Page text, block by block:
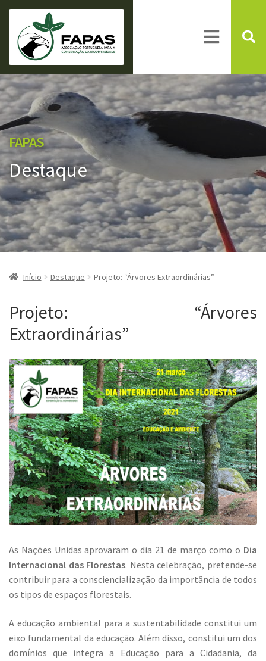
FAPAS
Destaque
Início Destaque Projeto: “Árvores Extraordinárias”
Projeto: “Árvores
Extraordinárias”
As Nações Unidas aprovaram o dia 21 de março como o Dia
Internacional das Florestas. Nesta celebração, pretende-se
contribuir para a consciencialização da importância de todos
os tipos de espaços florestais.
A educação ambiental para a sustentabilidade constitui um
eixo fundamental da educação. Além disso, constitui um dos
domínios que integra a Educação para a Cidadania, da